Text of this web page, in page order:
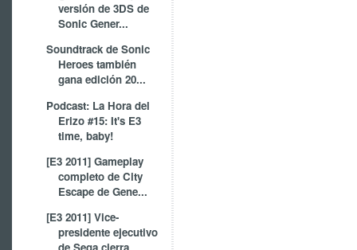
versión de 3DS de
Sonic Gener...
Soundtrack de Sonic
Heroes también
gana edición 20...
Podcast: La Hora del
Erizo #15: It's E3
time, baby!
[E3 2011] Gameplay
completo de City
Escape de Gene...
[E3 2011] Vice-
presidente ejecutivo